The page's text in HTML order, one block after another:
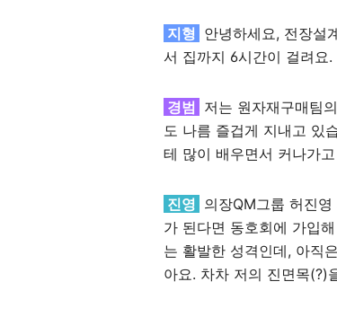
지형 안녕하세요, 전장설
서 집까지 6시간이 걸려요
경범 저는 원자재구매팀
도 나름 즐겁게 지내고 있
테 많이 배우면서 커나가
진영 의장QM그룹 허진
가 된다면 동호회에 가입
는 활발한 성격인데, 아직
아요. 차차 저의 진면목(?)